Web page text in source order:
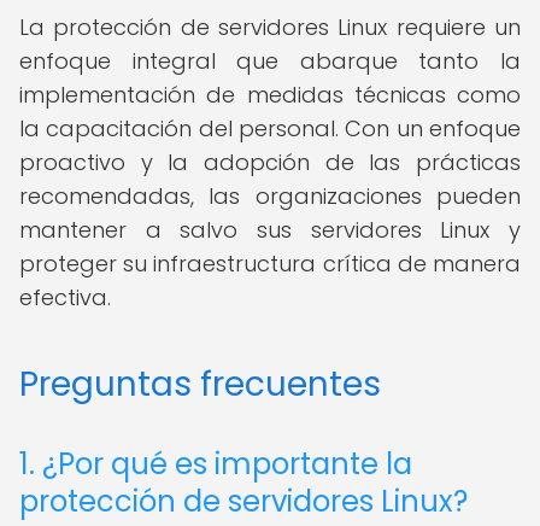
La protección de servidores Linux requiere un
enfoque integral que abarque tanto la
implementación de medidas técnicas como
la capacitación del personal. Con un enfoque
proactivo y la adopción de las prácticas
recomendadas, las organizaciones pueden
mantener a salvo sus servidores Linux y
proteger su infraestructura crítica de manera
efectiva.
Preguntas frecuentes
1. ¿Por qué es importante la
protección de servidores Linux?